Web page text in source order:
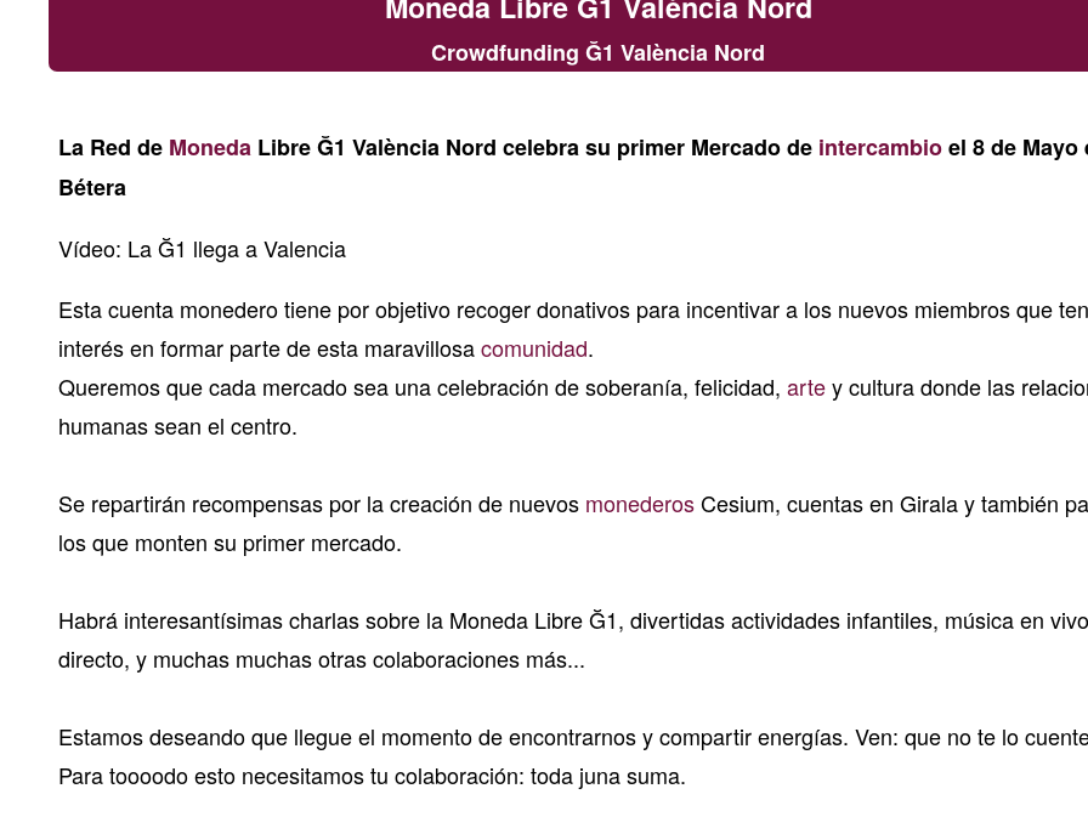
Crowdfunding Ğ1 València Nord
La Red de Moneda Libre Ğ1 València Nord celebra su primer Mercado de intercambioel 8 de Mayo
Bétera
Vídeo: LaĞ1 llega a Valencia
Esta cuenta monedero tiene por objetivo recoger donativos para incentivar a los nuevos miembros que
interés en formar parte de esta maravillosacomunidad.
Queremos que cada mercado sea una celebración de soberanía, felicidad, artey cultura donde las
humanas sean el centro.
Se repartirán recompensas por la creación de nuevos monederosCesium, cuentas en Girala y también
los que monten su primer mercado.
Habrá interesantísimas charlas sobre la Moneda Libre Ğ1, divertidas actividades infantiles, música en
directo, y muchas muchas otras colaboraciones más...
Estamos deseando que llegue el momento de encontrarnos y compartir energías. Ven: que no te lo
Para toooodo esto necesitamos tu colaboración: toda juna suma.